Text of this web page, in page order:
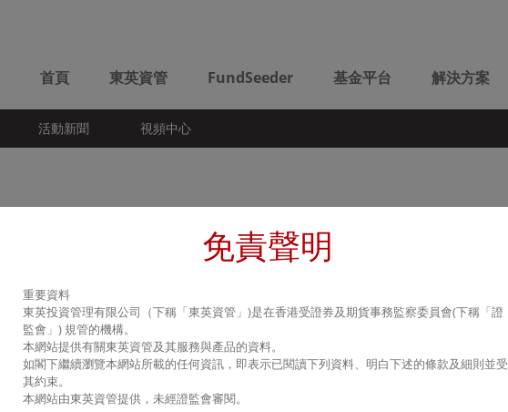
首頁 東英資管 FundSeeder 基金平台 解決方案
活動新聞 視頻中心
免責聲明
重要資料
東英投資管理有限公司（下稱「東英資管」)是在香港受證券及期貨事務監察委員會(下稱「證
監會」) 規管的機構。
本網站提供有關東英資管及其服務與產品的資料。
如閣下繼續瀏覽本網站所載的任何資訊，即表示已閱讀下列資料、明白下述的條款及細則並受
其約束。
本網站由東英資管提供，未經證監會審閱。